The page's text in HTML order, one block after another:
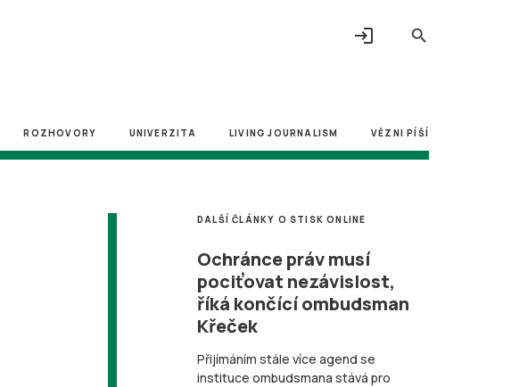
search
login
ROZHOVORY UNIVERZITA LIVING JOURNALISM VĚZNI PÍŠÍ
DALŠÍ ČLÁNKY O STISK ONLINE
Ochránce práv musí
pociťovat nezávislost,
říká končící ombudsman
Křeček
Přijímáním stále více agend se
instituce ombudsmana stává pro